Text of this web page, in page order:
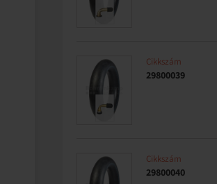
Cikkszám
29800039
Cikkszám
29800040